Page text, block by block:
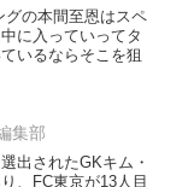
グの本間至恩はスペ
に入っていってタ
いるならそこを狙
集部
出されたGKキム・
、FC東京が13人目